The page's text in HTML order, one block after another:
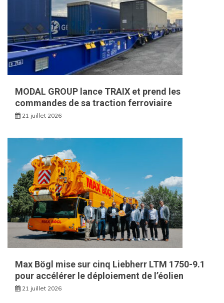
MODAL GROUP lance TRAIX et prend les
commandes de sa traction ferroviaire
21 juillet 2026
Max Bögl mise sur cinq Liebherr LTM 1750-9.1
pour accélérer le déploiement de l’éolien
21 juillet 2026